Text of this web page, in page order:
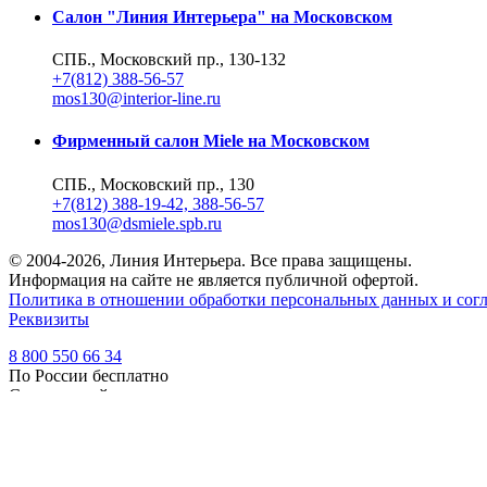
Салон "Линия Интерьера" на Московском
СПБ., Московский пр., 130-132
+7(812) 388-56-57
mos130@interior-line.ru
Фирменный салон Miele на Московском
СПБ., Московский пр., 130
+7(812) 388-19-42, 388-56-57
mos130@dsmiele.spb.ru
© 2004-2026, Линия Интерьера. Все права защищены.
Информация на сайте не является публичной офертой.
Политика в отношении обработки персональных данных и
Реквизиты
8 800 550 66 34
По России бесплатно
Создание сайта